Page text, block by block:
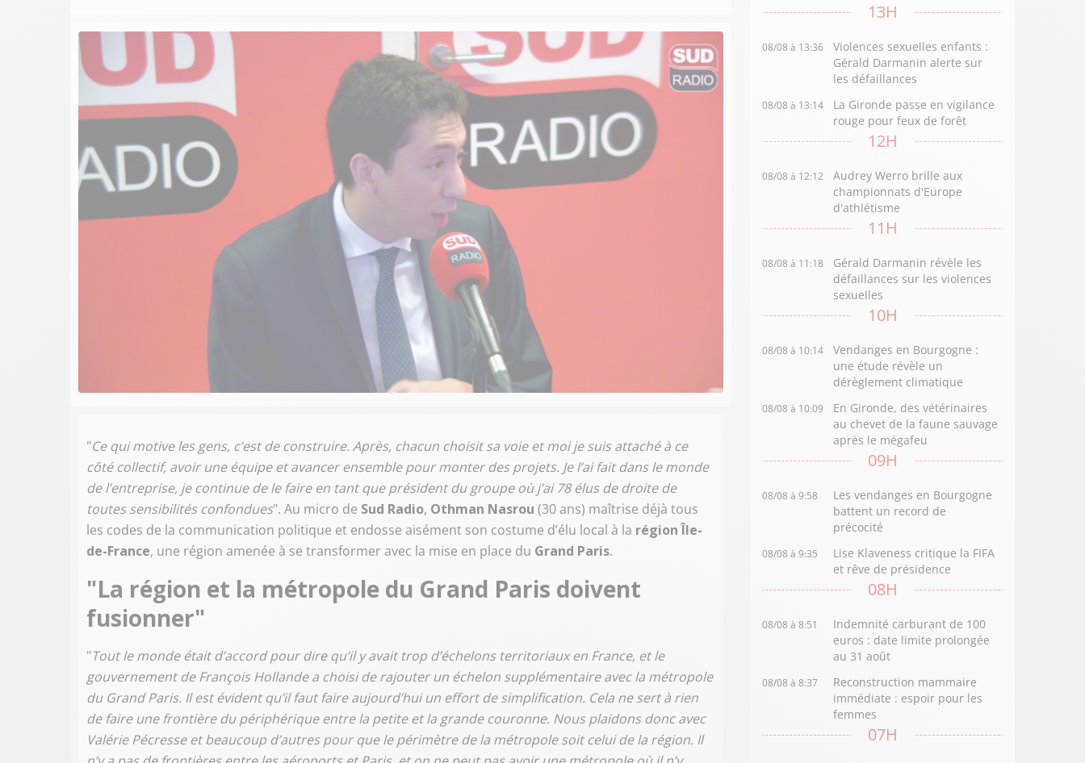
"Ce qui motive les gens, c’est de construire. Après, chacun choisit sa voie et moi je suis attaché à ce
côté collectif, avoir une équipe et avancer ensemble pour monter des projets. Je l’ai fait dans le monde
de l’entreprise, je continue de le faire en tant que président du groupe où j’ai 78 élus de droite de
toutes sensibilités confondues". Au micro de Sud Radio, Othman Nasrou (30 ans) maîtrise déjà tous
les codes de la communication politique et endosse aisément son costume d’élu local à la région Île-
de-France, une région amenée à se transformer avec la mise en place du Grand Paris.
"La région et la métropole du Grand Paris doivent
fusionner"
"Tout le monde était d’accord pour dire qu’il y avait trop d’échelons territoriaux en France, et le
gouvernement de François Hollande a choisi de rajouter un échelon supplémentaire avec la métropole
du Grand Paris. Il est évident qu’il faut faire aujourd’hui un effort de simplification. Cela ne sert à rien
de faire une frontière du périphérique entre la petite et la grande couronne. Nous plaidons donc avec
Valérie Pécresse et beaucoup d’autres pour que le périmètre de la métropole soit celui de la région. Il
13H
08/08 à 13:36
Violences sexuelles enfants :
Gérald Darmanin alerte sur
les défaillances
08/08 à 13:14
La Gironde passe en vigilance
rouge pour feux de forêt
12H
08/08 à 12:12
Audrey Werro brille aux
championnats d'Europe
d'athlétisme
11H
08/08 à 11:18
Gérald Darmanin révèle les
défaillances sur les violences
sexuelles
10H
08/08 à 10:14
Vendanges en Bourgogne :
une étude révèle un
dérèglement climatique
08/08 à 10:09
En Gironde, des vétérinaires
au chevet de la faune sauvage
après le mégafeu
09H
08/08 à 9:58
Les vendanges en Bourgogne
battent un record de
précocité
08/08 à 9:35
Lise Klaveness critique la FIFA
et rêve de présidence
08H
08/08 à 8:51
Indemnité carburant de 100
euros : date limite prolongée
au 31 août
08/08 à 8:37
Reconstruction mammaire
immédiate : espoir pour les
femmes
07H